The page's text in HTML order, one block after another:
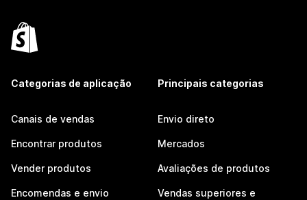
Categorias de aplicação
Canais de vendas
Encontrar produtos
Vender produtos
Encomendas e envio
Principais categorias
Envio direto
Mercados
Avaliações de produtos
Vendas superiores e